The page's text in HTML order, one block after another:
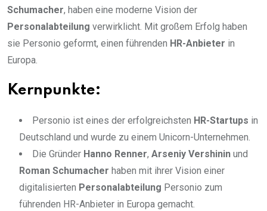
Schumacher, haben eine moderne Vision der
Personalabteilung verwirklicht. Mit großem Erfolg haben
sie Personio geformt, einen führenden HR-Anbieter in
Europa.
Kernpunkte:
Personio ist eines der erfolgreichsten HR-Startups in
Deutschland und wurde zu einem Unicorn-Unternehmen.
Die Gründer Hanno Renner, Arseniy Vershinin und
Roman Schumacher haben mit ihrer Vision einer
digitalisierten Personalabteilung Personio zum
führenden HR-Anbieter in Europa gemacht.